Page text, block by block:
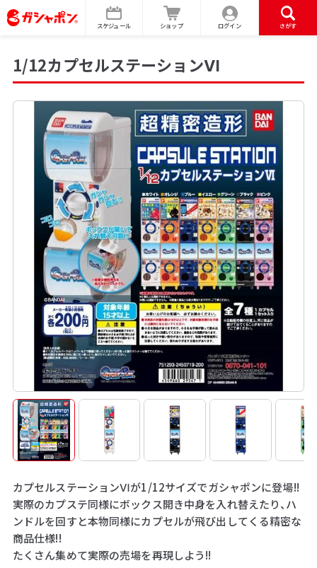
スケジュール ショップ ログイン さがす
1/12カプセルステーションⅥ
カプセルステーションⅥが1/12サイズでガシャポンに登場!!
実際のカプステ同様にボックス開き中身を入れ替えたり、ハ
ンドルを回すと本物同様にカプセルが飛び出してくる精密な
商品仕様!!
たくさん集めて実際の売場を再現しよう!!